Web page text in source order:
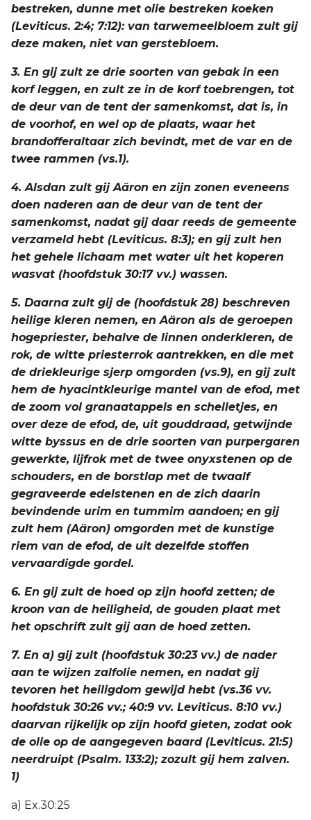
1 Petrus
1 Johannes
2 Johannes
3 Johannes
Judas
Openbaring
bestreken, dunne met olie bestreken koeken
(Leviticus. 2:4; 7:12): van tarwemeelbloem zult gij
deze maken, niet van gerstebloem.
3. En gij zult ze drie soorten van gebak in een
korf leggen, en zult ze in de korf toebrengen, tot
de deur van de tent der samenkomst, dat is, in
de voorhof, en wel op de plaats, waar het
brandofferaltaar zich bevindt, met de var en de
twee rammen (vs.1).
4. Alsdan zult gij Aäron en zijn zonen eveneens
doen naderen aan de deur van de tent der
samenkomst, nadat gij daar reeds de gemeente
verzameld hebt (Leviticus. 8:3); en gij zult hen
het gehele lichaam met water uit het koperen
wasvat (hoofdstuk 30:17 vv.) wassen.
5. Daarna zult gij de (hoofdstuk 28) beschreven
heilige kleren nemen, en Aäron als de geroepen
hogepriester, behalve de linnen onderkleren, de
rok, de witte priesterrok aantrekken, en die met
de driekleurige sjerp omgorden (vs.9), en gij zult
hem de hyacintkleurige mantel van de efod, met
de zoom vol granaatappels en schelletjes, en
over deze de efod, de, uit gouddraad, getwijnde
witte byssus en de drie soorten van purpergaren
gewerkte, lijfrok met de twee onyxstenen op de
schouders, en de borstlap met de twaalf
gegraveerde edelstenen en de zich daarin
bevindende urim en tummim aandoen; en gij
zult hem (Aäron) omgorden met de kunstige
riem van de efod, de uit dezelfde stoffen
vervaardigde gordel.
6. En gij zult de hoed op zijn hoofd zetten; de
kroon van de heiligheid, de gouden plaat met
het opschrift zult gij aan de hoed zetten.
7. En a) gij zult (hoofdstuk 30:23 vv.) de nader
aan te wijzen zalfolie nemen, en nadat gij
tevoren het heiligdom gewijd hebt (vs.36 vv.
hoofdstuk 30:26 vv.; 40:9 vv. Leviticus. 8:10 vv.)
daarvan rijkelijk op zijn hoofd gieten, zodat ook
de olie op de aangegeven baard (Leviticus. 21:5)
neerdruipt (Psalm. 133:2); zozult gij hem zalven.
1)
a) Ex.30:25